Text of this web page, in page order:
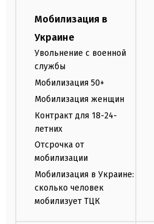
Мобилизация в
Украине
Увольнение с военной
службы
Мобилизация 50+
Мобилизация женщин
Контракт для 18-24-
летних
Отсрочка от
мобилизации
Мобилизация в Украине:
сколько человек
мобилизует ТЦК